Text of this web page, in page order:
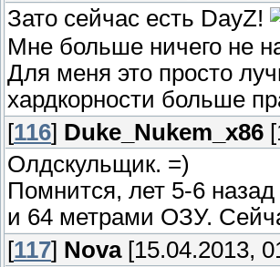
Зато сейчас есть DayZ!
Мне больше ничего не
Для меня это просто
хардкорности больше
[116] Duke_Nukem_x86
Олдскульщик. =)
Помнится, лет 5-6
и 64 метрами ОЗУ.
[117] Nova[15.04.2013,